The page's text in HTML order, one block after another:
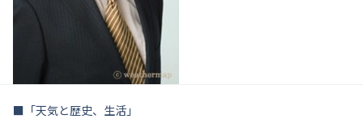
■「天気と歴史、生活」